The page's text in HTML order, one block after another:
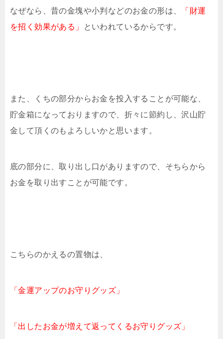
なぜなら、昔の金塊や小判などのお金の形は、
「財運
を招く効果がある」
といわれているからです。
また、くちの部分からお金を投入することが可能な、
貯金箱になっておりますので、折々に節約し、沢山貯
金して頂くのもよろしいかと思います。
底の部分に、取り出し口がありますので、そちらから
お金を取り出すことが可能です。
こちらのかえるの置物は、
「金運アップのお守りグッズ」
「出したお金が増えて返ってくるお守りグッズ」